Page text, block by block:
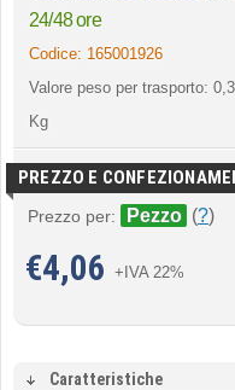
24/48 ore
Codice: 165001926
Valore peso per trasporto:
Kg
PREZZO E
Prezzo per: Pezzo (?)
€4,06 +IVA 22%
Caratteristiche